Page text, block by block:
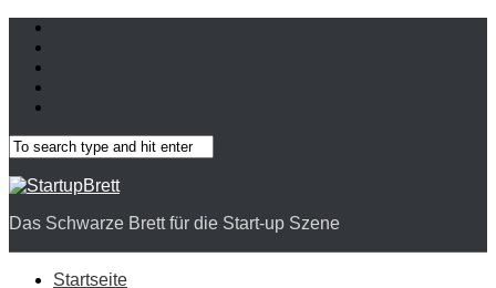
Das Schwarze Brett für die Start-up Szene
Startseite